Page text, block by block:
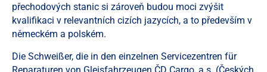
přechodových stanic si zároveň budou moci zvýšit
kvalifikaci v relevantních cizích jazycích, a to především v
německém a polském.
Die Schweißer, die in den einzelnen Servicezentren für
Reparaturen von Gleisfahrzeugen ČD Cargo, a.s. (Českých